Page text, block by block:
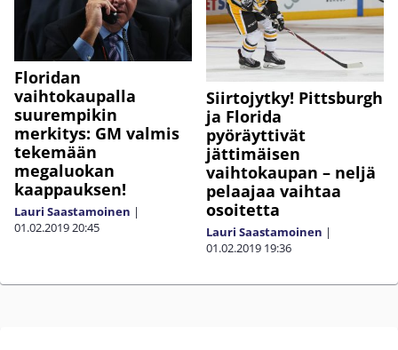
Floridan
vaihtokaupalla
suurempikin
merkitys: GM valmis
tekemään
megaluokan
kaappauksen!
Lauri Saastamoinen |
01.02.201920:45
Siirtojytky! Pittsburgh
ja Florida
pyöräyttivät
jättimäisen
vaihtokaupan – neljä
pelaajaa vaihtaa
osoitetta
Lauri Saastamoinen |
01.02.2019 19:36